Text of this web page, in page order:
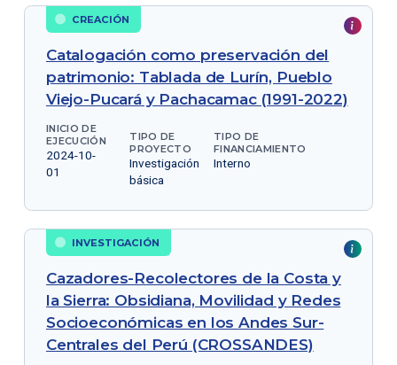
CREACIÓN
Catalogación como preservación del
patrimonio: Tablada de Lurín, Pueblo
Viejo-Pucará y Pachacamac (1991-2022)
INICIO DE
EJECUCIÓN
2024-10-
01
TIPO DE
PROYECTO
Investigación
básica
TIPO DE
FINANCIAMIENTO
Interno
INVESTIGACIÓN
Cazadores-Recolectores de la Costa y
la Sierra: Obsidiana, Movilidad y Redes
Socioeconómicas en los Andes Sur-
Centrales del Perú (CROSSANDES)